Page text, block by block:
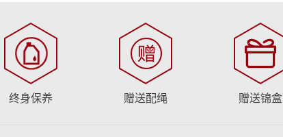
终身保养 赠送配绳 赠送锦盒